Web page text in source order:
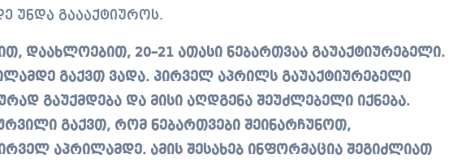
უნდა გაააქტიუროს.
დაახლოებით, 20–21 ათასი ნებართვაა გაუაქტიურებელი.
გაქვთ ვადა. პირველ აპრილს გაუაქტიურებელი
გაუქმდება და მისი აღდგენა შეუძლებელი იქნება.
გაქვთ, რომ ნებართვები შეინარჩუნოთ,
აპრილამდე. ამის შესახებ ინფორმაცია შეგიძლიათ